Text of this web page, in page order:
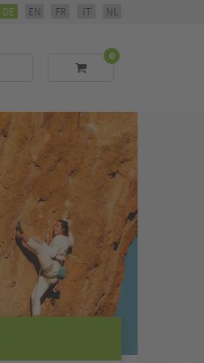
DE EN FR IT NL
0